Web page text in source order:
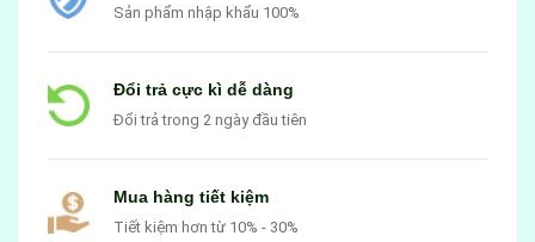
Sản phẩm nhập khẩu 100%
Đổi trả cực kì dễ dàng
Đổi trả trong 2 ngày đầu tiên
Mua hàng tiết kiệm
Tiết kiệm hơn từ 10% - 30%